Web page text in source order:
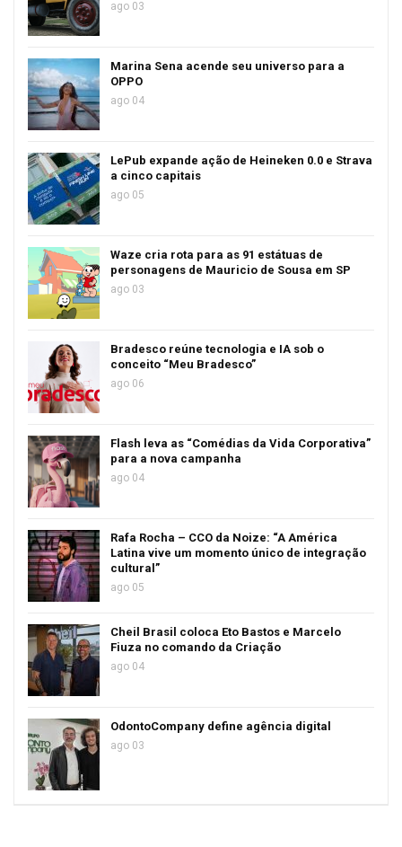
ago 03
Marina Sena acende seu universo para a
OPPO
ago 04
LePub expande ação de Heineken 0.0 e Strava
a cinco capitais
ago 05
Waze cria rota para as 91 estátuas de
personagens de Mauricio de Sousa em SP
ago 03
Bradesco reúne tecnologia e IA sob o
conceito “Meu Bradesco”
ago 06
Flash leva as “Comédias da Vida Corporativa”
para a nova campanha
ago 04
Rafa Rocha – CCO da Noize: “A América
Latina vive um momento único de integração
cultural”
ago 05
Cheil Brasil coloca Eto Bastos e Marcelo
Fiuza no comando da Criação
ago 04
OdontoCompany define agência digital
ago 03